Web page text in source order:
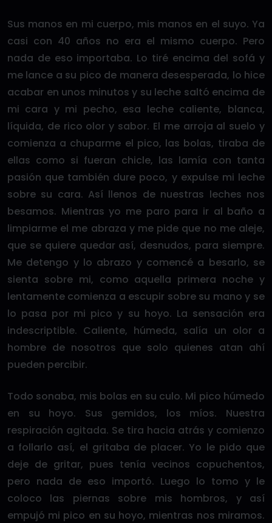
Sus manos en mi cuerpo, mis manos en el suyo. Ya
casi con 40 años no era el mismo cuerpo. Pero
nada de eso importaba. Lo tiré encima del sofá y
me lance a su pico de manera desesperada, lo hice
acabar en unos minutos y su leche saltó encima de
mi cara y mi pecho, esa leche caliente, blanca,
líquida, de rico olor y sabor. El me arroja al suelo y
comienza a chuparme el pico, las bolas, tiraba de
ellas como si fueran chicle, las lamía con tanta
pasión que también dure poco, y expulse mi leche
sobre su cara. Así llenos de nuestras leches nos
besamos. Mientras yo me paro para ir al baño a
limpiarme el me abraza y me pide que no me aleje,
que se quiere quedar así, desnudos, para siempre.
Me detengo y lo abrazo y comencé a besarlo, se
sienta sobre mi, como aquella primera noche y
lentamente comienza a escupir sobre su mano y se
lo pasa por mi pico y su hoyo. La sensación era
indescriptible. Caliente, húmeda, salía un olor a
hombre de nosotros que solo quienes atan ahí
pueden percibir.
Todo sonaba, mis bolas en su culo. Mi pico húmedo
en su hoyo. Sus gemidos, los míos. Nuestra
respiración agitada. Se tira hacia atrás y comienzo
a follarlo así, el gritaba de placer. Yo le pido que
deje de gritar, pues tenía vecinos copuchentos,
pero nada de eso importó. Luego lo tomo y le
coloco las piernas sobre mis hombros, y así
empujó mi pico en su hoyo, mientras nos miramos.